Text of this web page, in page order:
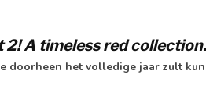
2! A timeless red collection.
doorheen het volledige jaar zult